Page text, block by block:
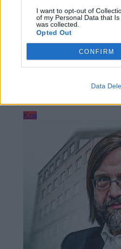
I want to opt-out of
of my Personal Data that
was collected.
Opted Out
CONFIRM
Data
Nie tylko kwiaty. Prawna
Kobiet dla pracujących pań
Kraj